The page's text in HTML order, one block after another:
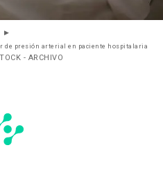
de presión arterial en paciente hospitalaria
- ARCHIVO